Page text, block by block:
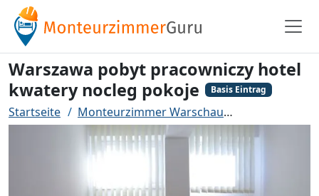
Warszawa pobyt pracowniczy hotel
kwatery nocleg pokoje
Basis Eintrag
Startseite Monteurzimmer Warschau